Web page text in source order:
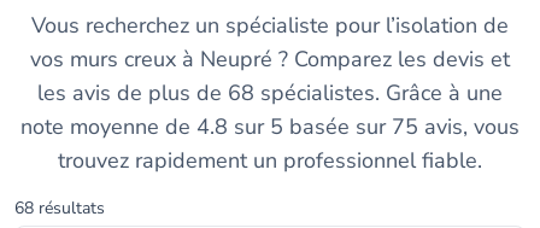
Vous recherchez un spécialiste pour l’isolation de
vos murs creux à Neupré ? Comparez les devis et
les avis de plus de 68 spécialistes. Grâce à une
note moyenne de 4.8 sur 5 basée sur 75 avis, vous
trouvez rapidement un professionnel fiable.
68 résultats